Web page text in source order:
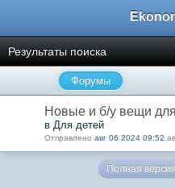
Результаты поиска
Форумы
Новые и б/у вещи
в Для детей
Отправлено авг 06 2024 09:52
Полная версия